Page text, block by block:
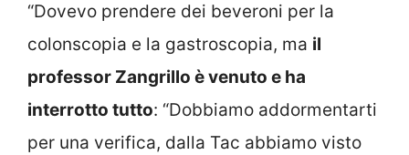
“Dovevo prendere dei beveroni per la
colonscopia e la gastroscopia, ma il
professor Zangrillo è venuto e ha
interrotto tutto: “Dobbiamo addormentarti
per una verifica, dalla Tac abbiamo visto